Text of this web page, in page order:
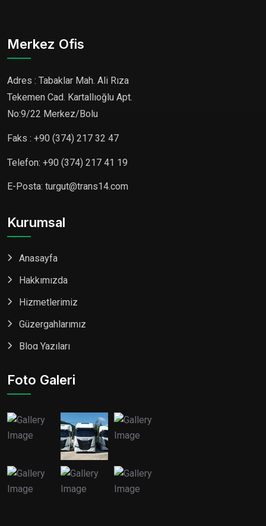
Merkez Ofis
Adres : Tabaklar Mah. Ali Rıza
Tekemen Cad. Kartallıoğlu Apt.
No:9/22 Merkez/Bolu
Faks : +90 (374) 217 32 47
Telefon: +90 (374) 217 41 19
E-Posta: turgut@trans14.com
Kurumsal
Anasayfa
Hakkımızda
Hizmetlerimiz
Güzergahlarımız
Blog Yazıları
Foto Galeri